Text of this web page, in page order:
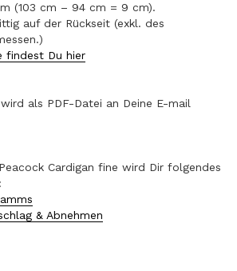
(103 cm – 94 cm = 9 cm).
auf der Rückseit (exkl. des
findest Du hier
als PDF-Datei an Deine E-mail
Cardigan fine wird Dir folgendes
& Abnehmen